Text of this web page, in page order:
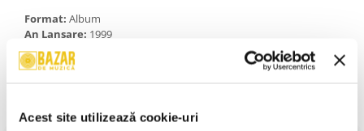
Acest site utilizează cookie-uri
Format: Album
An Lansare: 1999
Stil:Europop
Stare Disc: